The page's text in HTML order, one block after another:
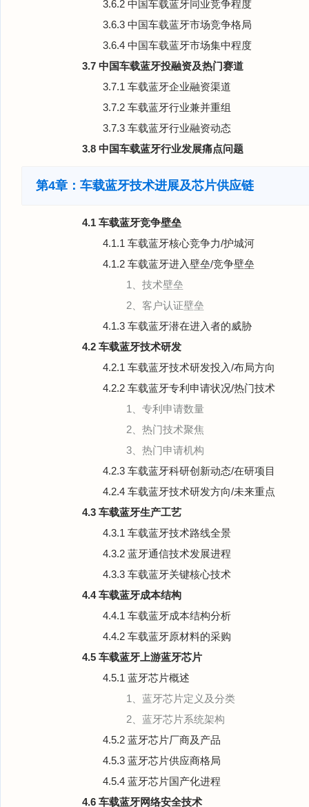
3.6.2 中国车载蓝牙同业竞争程度
3.6.3 中国车载蓝牙市场竞争格局
3.6.4 中国车载蓝牙市场集中程度
3.7 中国车载蓝牙投融资及热门赛道
3.7.1 车载蓝牙企业融资渠道
3.7.2 车载蓝牙行业兼并重组
3.7.3 车载蓝牙行业融资动态
3.8 中国车载蓝牙行业发展痛点问题
第4章：车载蓝牙技术进展及芯片供应链
4.1 车载蓝牙竞争壁垒
4.1.1 车载蓝牙核心竞争力/护城河
4.1.2 车载蓝牙进入壁垒/竞争壁垒
1、技术壁垒
2、客户认证壁垒
4.1.3 车载蓝牙潜在进入者的威胁
4.2 车载蓝牙技术研发
4.2.1 车载蓝牙技术研发投入/布局方向
4.2.2 车载蓝牙专利申请状况/热门技术
1、专利申请数量
2、热门技术聚焦
3、热门申请机构
4.2.3 车载蓝牙科研创新动态/在研项目
4.2.4 车载蓝牙技术研发方向/未来重点
4.3 车载蓝牙生产工艺
4.3.1 车载蓝牙技术路线全景
4.3.2 蓝牙通信技术发展进程
4.3.3 车载蓝牙关键核心技术
4.4 车载蓝牙成本结构
4.4.1 车载蓝牙成本结构分析
4.4.2 车载蓝牙原材料的采购
4.5 车载蓝牙上游蓝牙芯片
4.5.1 蓝牙芯片概述
1、蓝牙芯片定义及分类
2、蓝牙芯片系统架构
4.5.2 蓝牙芯片厂商及产品
4.5.3 蓝牙芯片供应商格局
4.5.4 蓝牙芯片国产化进程
4.6 车载蓝牙网络安全技术